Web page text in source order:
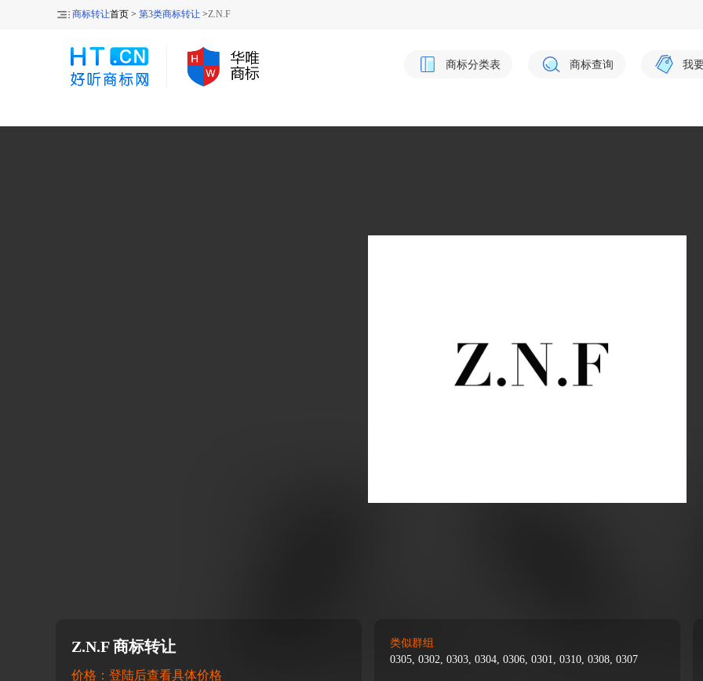
商标转让首页 > 第3类商标转让 >Z.N.F
商标分类表 商标查询 我
Z.N.F 商标转让
价格：登陆后查看具体价格
类似群组
0305, 0302, 0303, 0304, 0306, 0301, 0310, 0308, 0307